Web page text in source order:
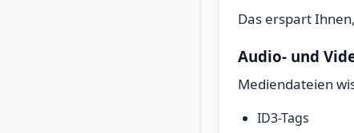
Das erspart
Audio- und
Mediendateien
ID3-Tags